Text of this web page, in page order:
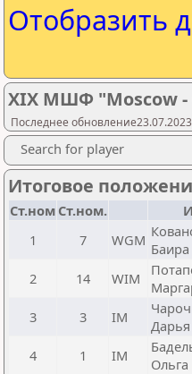
Отобразить
XIX МШФ "Moscow -
Последнее
Search for player
Итоговое
Ст.ном Ст.ном.
1
7 WGM Баира
2 14 WIM
3 3 IM
Дарья
4 1 IM
Ольга